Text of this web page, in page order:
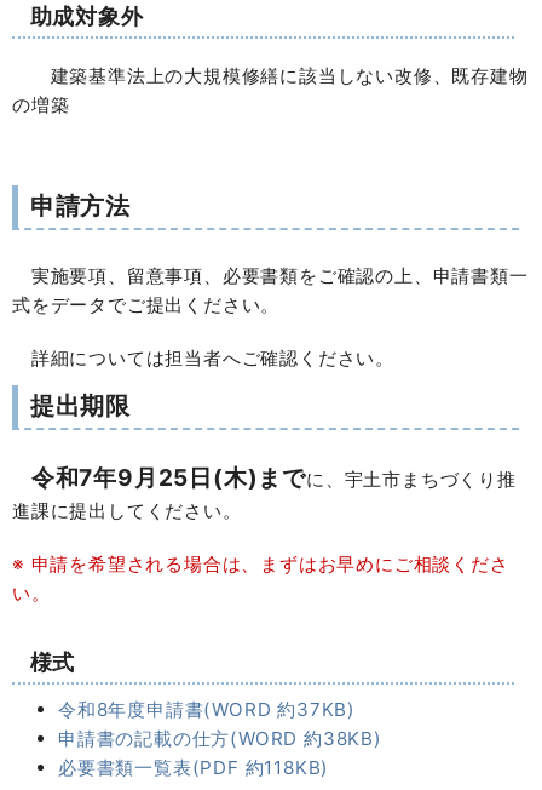
助成対象外
建築基準法上の大規模修繕に該当しない改修、既存建物
の増築
申請方法
実施要項、留意事項、必要書類をご確認の上、申請書類一
式をデータでご提出ください。
詳細については担当者へご確認ください。
提出期限
令和7年9月25日(木)までに、宇土市まちづくり推
進課に提出してください。
※ 申請を希望される場合は、まずはお早めにご相談くださ
い。
様式
令和8年度申請書(WORD 約37KB)
申請書の記載の仕方(WORD 約38KB)
必要書類一覧表(PDF 約118KB)